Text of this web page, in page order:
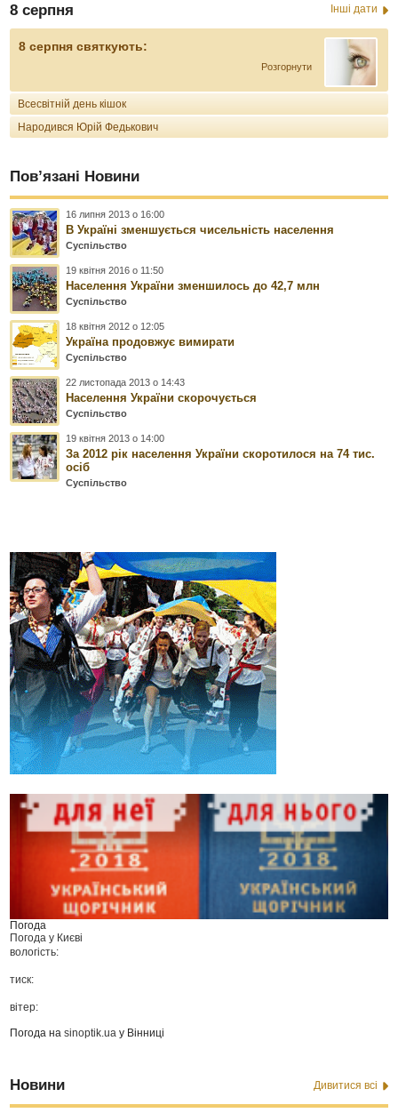
8 серпня Інші дати
8 серпня святкують:
Розгорнути
Всесвітній день кішок
Народився Юрій Федькович
Пов’язані Новини
16 липня 2013 о 16:00
В Україні зменшується чисельність населення
Суспільство
19 квітня 2016 о 11:50
Населення України зменшилось до 42,7 млн
Суспільство
18 квітня 2012 о 12:05
Україна продовжує вимирати
Суспільство
22 листопада 2013 о 14:43
Населення України скорочується
Суспільство
19 квітня 2013 о 14:00
За 2012 рік населення України скоротилося на 74 тис.
осіб
Суспільство
Погода
Погода у Києві
вологість:
тиск:
вітер:
Погода наsinoptik.ua у Вінниці
Новини Дивитися всі